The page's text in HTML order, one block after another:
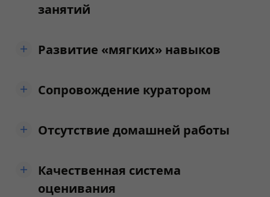
занятий
Развитие «мягких» навыков
Сопровождение куратором
Отсутствие домашней работы
Качественная система
оценивания